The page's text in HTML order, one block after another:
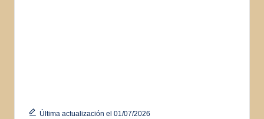
Última actualización el 01/07/2026